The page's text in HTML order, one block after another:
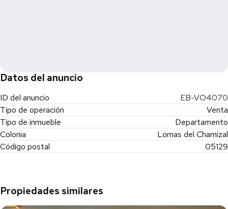
Datos del anuncio
ID del anuncio
EB-VO4070
Tipo de operación
Venta
Tipo de inmueble
Departamento
Colonia
Lomas del Chamizal
Código postal
05129
Propiedades similares